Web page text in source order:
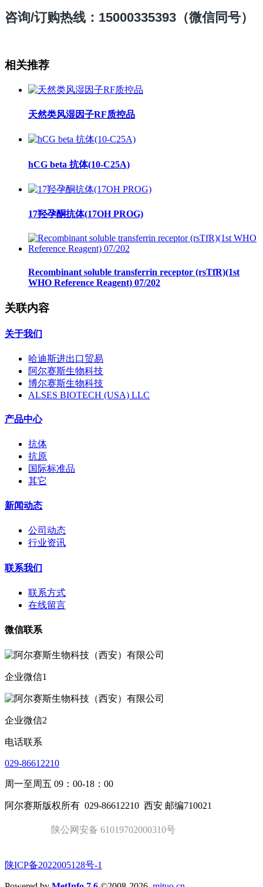
咨询/订购热线：15000335393（微信同号）
相关推荐
天然类风湿因子RF质控品
hCG beta 抗体(10-C25A)
17羟孕酮抗体(17OH PROG)
Recombinant soluble transferrin receptor (rsTfR)(1st
WHO Reference Reagent) 07/202
关联内容
关于我们
哈迪斯进出口贸易
阿尔赛斯生物科技
博尔赛斯生物科技
ALSES BIOTECH (USA) LLC
产品中心
抗体
抗原
国际标准品
其它
新闻动态
公司动态
行业资讯
联系我们
联系方式
在线留言
微信联系
企业微信1
企业微信2
电话联系
029-86612210
周一至周五 09：00-18：00
阿尔赛斯版权所有 029-86612210 西安 邮编710021
陕公网安备 61019702000310号
陕ICP备2022005128号-1